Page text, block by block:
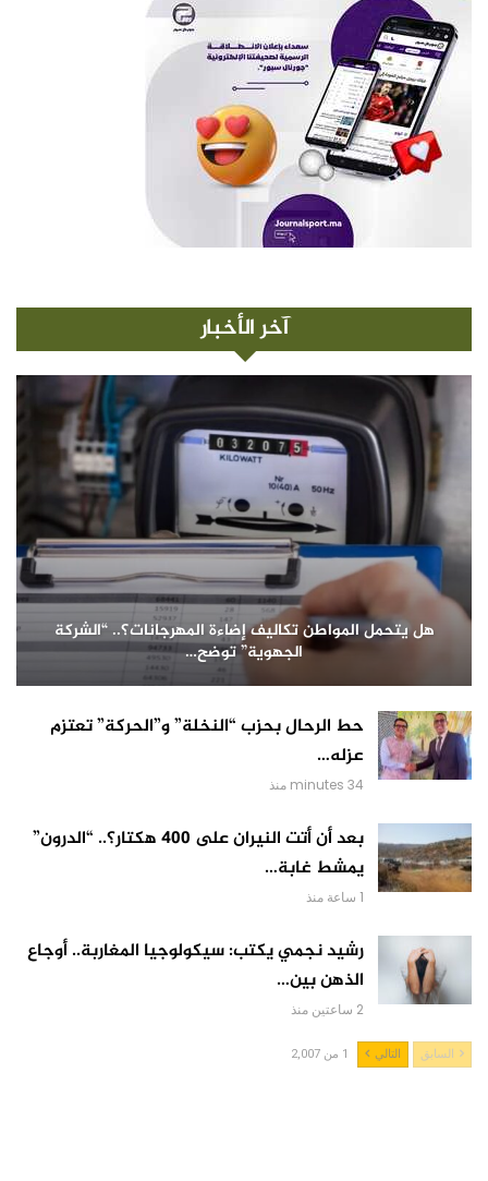
آخر الأخبار
هل يتحمل المواطن تكاليف إضاءة المهرجانات؟.. “الشركة
الجهوية” توضح…
حط الرحال بحزب “النخلة” و”الحركة” تعتزم
عزله…
34 minutes منذ
بعد أن أتت النيران على 400 هكتار؟.. “الدرون”
يمشط غابة…
1 ساعة منذ
رشيد نجمي يكتب: سيكولوجيا المغاربة.. أوجاع
الذهن بين…
2 ساعتين منذ
السابق التالي 1 من 2,007